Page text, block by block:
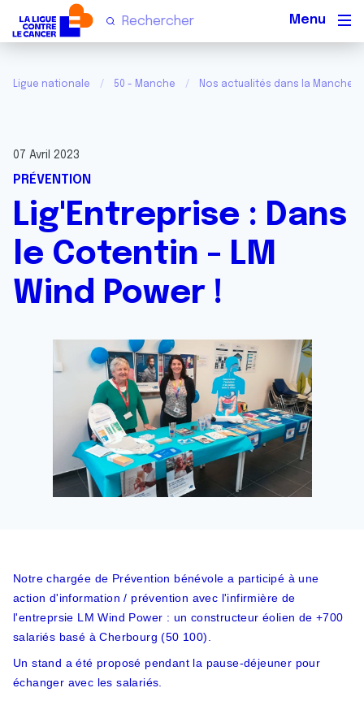
Ligue nationale 50 - Manche Nos actualités dans la Manche
07 Avril 2023
PRÉVENTION
Lig'Entreprise : Dans
le Cotentin - LM
Wind Power !
Notre chargée de Prévention bénévole a participé à une
action d'information / prévention avec l'infirmière de
l'entreprsie LM Wind Power : un constructeur éolien de +700
salariés basé à Cherbourg (50 100).
Un stand a été proposé pendant la pause-déjeuner pour
échanger avec les salariés.